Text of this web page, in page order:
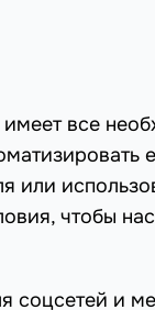
все
или
чтобы
соцсетей и